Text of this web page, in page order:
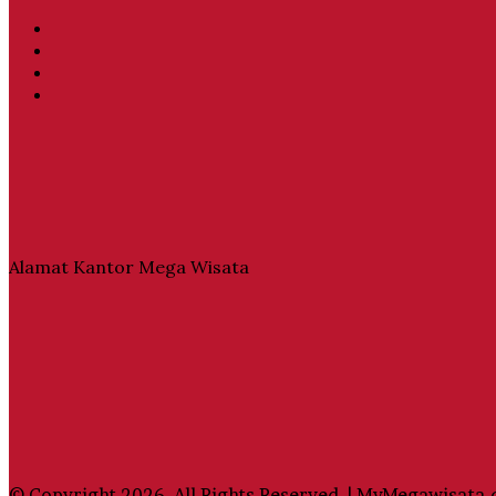
Alamat Kantor Mega Wisata